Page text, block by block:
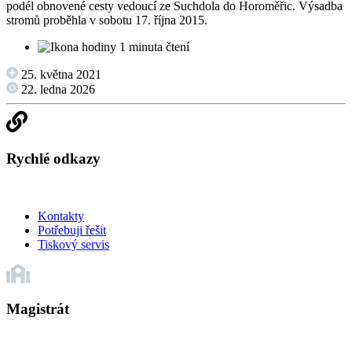
podél obnovené cesty vedoucí ze Suchdola do Horoměřic. Výsadba
stromů proběhla v sobotu 17. října 2015.
1 minuta čtení
25. května 2021
22. ledna 2026
Rychlé odkazy
Kontakty
Potřebuji řešit
Tiskový servis
Magistrát